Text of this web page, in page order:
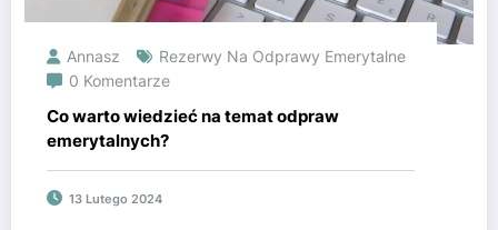
Annasz
Rezerwy Na Odprawy Emerytalne
0 Komentarze
Co warto wiedzieć na temat odpraw
emerytalnych?
13 Lutego 2024